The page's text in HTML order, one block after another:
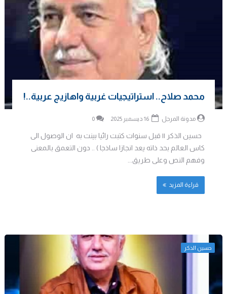
محمد صلاح.. استراتيجيات غربية واهازيج عربية..!
مدونة المرجل 0
حسين الذكر || قبل سنوات كتبت رائيا بينت به ان الوصول الى
كاس العالم بحد ذاته يعد انجازا ساذجا ) .. دون التعمق بالمعنى
وفهم النص وعلى طريق...
قراءة المزيد
حسين الذكر